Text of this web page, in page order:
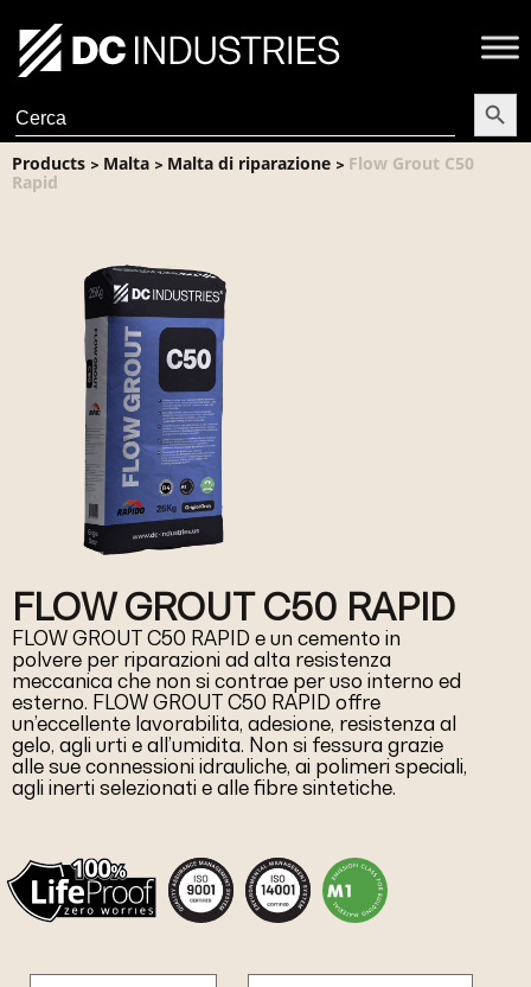
Search
for:
Search
Products > Malta > Malta di riparazione > Flow Grout C50
Rapid
FLOW GROUT C50 RAPID
FLOW GROUT C50 RAPID e un cemento in
polvere per riparazioni ad alta resistenza
meccanica che non si contrae per uso interno ed
esterno. FLOW GROUT C50 RAPID offre
un’eccellente lavorabilita, adesione, resistenza al
gelo, agli urti e all’umidita. Non si fessura grazie
alle sue connessioni idrauliche, ai polimeri speciali,
agli inerti selezionati e alle fibre sintetiche.